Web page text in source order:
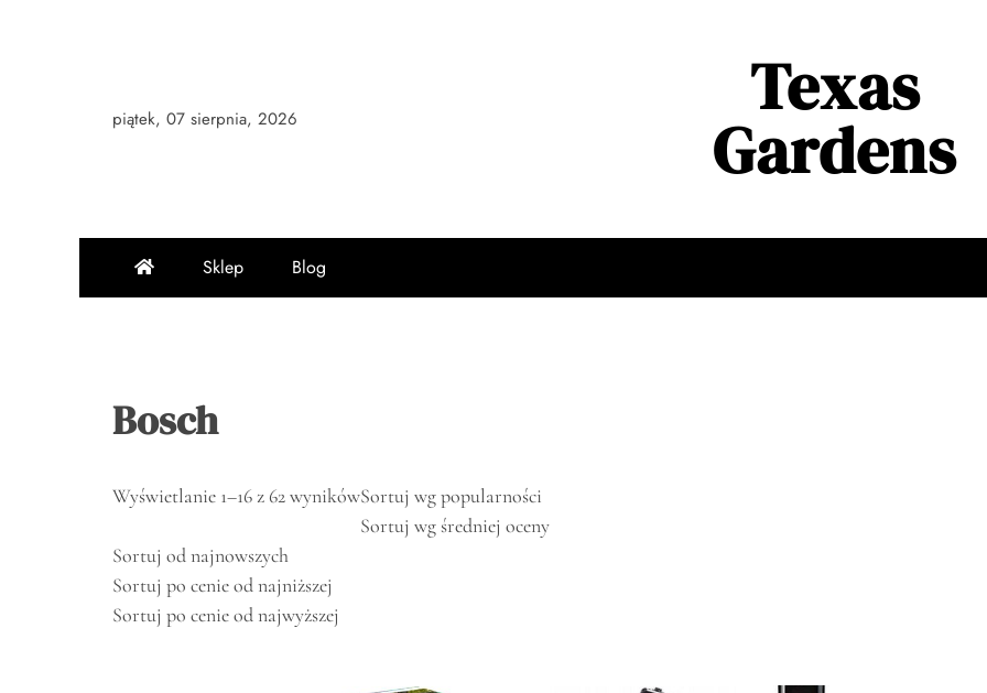
piątek, 07 sierpnia, 2026
Texas
Gardens
Sklep Blog
Bosch
Wyświetlanie 1–16 z 62 wynikówSortuj wg popularności
Sortuj wg średniej oceny
Sortuj od najnowszych
Sortuj po cenie od najniższej
Sortuj po cenie od najwyższej